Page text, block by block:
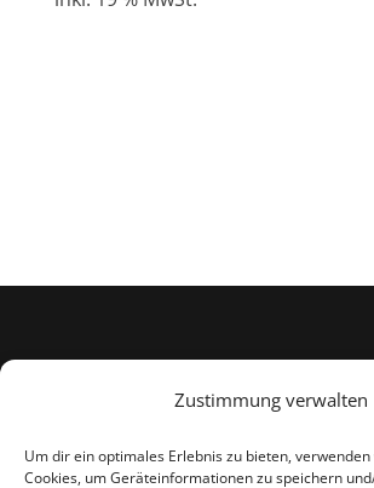
Zustimmung verwalten
Um dir ein optimales Erlebnis zu bieten,
Cookies, um Geräteinformationen zu speichern
Impressum